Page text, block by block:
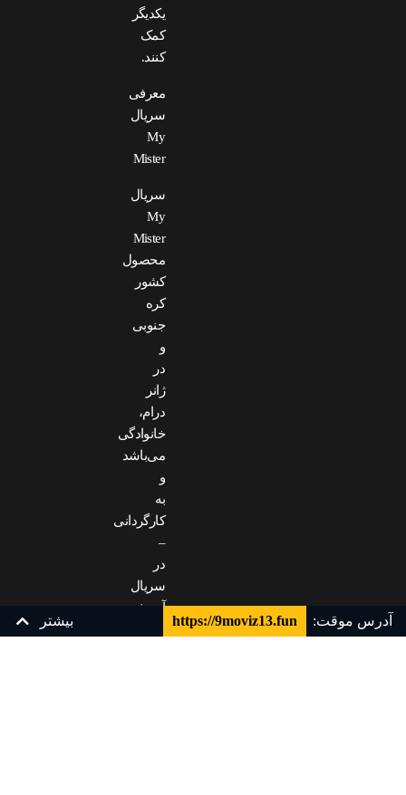
یکدیگر
کمک
کنند.
معرفی
سریال
My
Mister
سریال
My
Mister
محصول
کشور
کره
جنوبی
و
در
ژانر
درام،
خانوادگی
می‌باشد
و
به
کارگردانی
–
در
سریال
آجوشی
آدرس موقت: https://9moviz13.fun بیشتر